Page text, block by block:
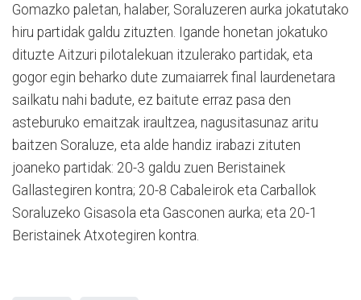
Gomazko paletan, halaber, Soraluzeren aurka jokatutako
hiru partidak galdu zituzten. Igande honetan jokatuko
dituzte Aitzuri pilotalekuan itzulerako partidak, eta
gogor egin beharko dute zumaiarrek final laurdenetara
sailkatu nahi badute, ez baitute erraz pasa den
asteburuko emaitzak iraultzea, nagusitasunaz aritu
baitzen Soraluze, eta alde handiz irabazi zituten
joaneko partidak: 20-3 galdu zuen Beristainek
Gallastegiren kontra; 20-8 Cabaleirok eta Carballok
Soraluzeko Gisasola eta Gasconen aurka; eta 20-1
Beristainek Atxotegiren kontra.